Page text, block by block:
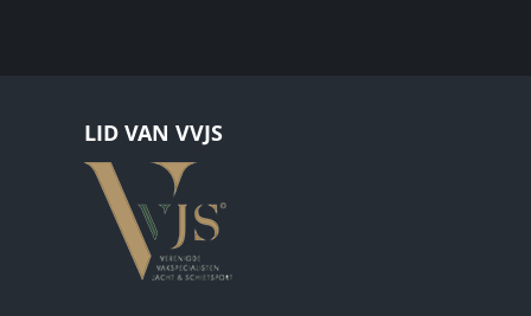
LID VAN VVJS